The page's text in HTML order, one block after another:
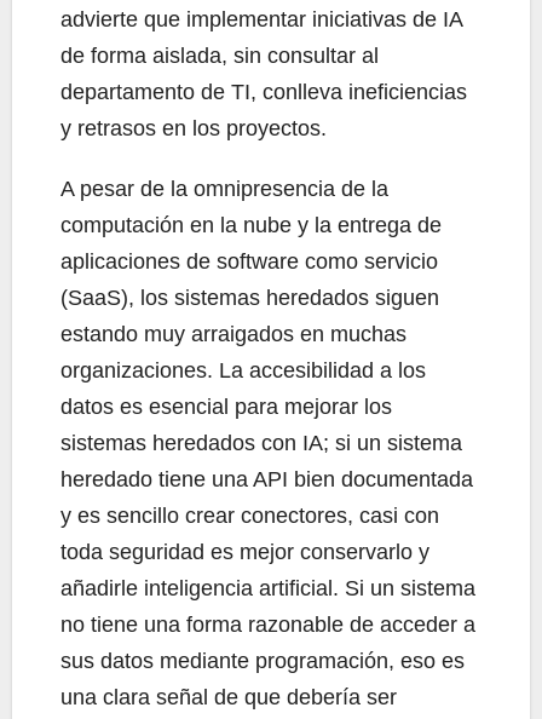
advierte que implementar iniciativas de IA
de forma aislada, sin consultar al
departamento de TI, conlleva ineficiencias
y retrasos en los proyectos.
A pesar de la omnipresencia de la
computación en la nube y la entrega de
aplicaciones de software como servicio
(SaaS), los sistemas heredados siguen
estando muy arraigados en muchas
organizaciones. La accesibilidad a los
datos es esencial para mejorar los
sistemas heredados con IA; si un sistema
heredado tiene una API bien documentada
y es sencillo crear conectores, casi con
toda seguridad es mejor conservarlo y
añadirle inteligencia artificial. Si un sistema
no tiene una forma razonable de acceder a
sus datos mediante programación, eso es
una clara señal de que debería ser